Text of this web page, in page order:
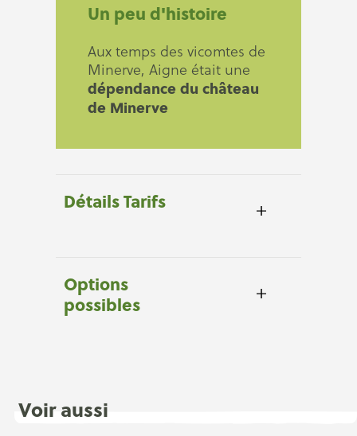
Un peu d'histoire
Aux temps des vicomtes de
Minerve, Aigne était une
dépendance du château
de Minerve
Détails Tarifs
Options
possibles
Voir aussi